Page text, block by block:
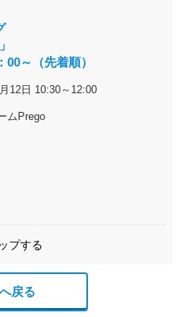
～（先着順）
12日 10:30～12:00
ムPrego
プする
戻る